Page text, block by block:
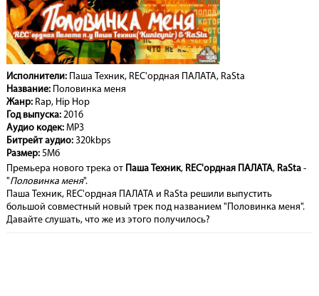
Исполнители:Паша Техник, REC'ордная ПАЛАТА, RaSta
Название:Половинка меня
Жанр:Rap, Hip Hop
Год выпуска:2016
Аудио кодек:MP3
Битрейт аудио:320kbps
Размер:5Мб
Премьера нового трека от Паша Техник, REC'ордная ПАЛАТА, RaSta-
"Половинка меня".
Паша Техник, REC'ордная ПАЛАТА и RaSta решили выпустить
большой совместный новый трек под названием "Половинка меня".
Давайте слушать, что же из этого получилось?